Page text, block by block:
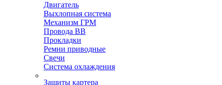
Двигатель
Выхлопная система
Механизм ГРМ
Провода ВВ
Прокладки
Ремни приводные
Свечи
Система охлаждения
Защиты картера